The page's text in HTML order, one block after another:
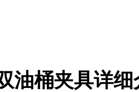
油桶夹具详